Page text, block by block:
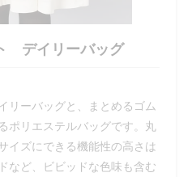
デイリーバッグ
リーバッグと、まとめるゴム
ポリエステルバッグです。丸
イズにできる機能性の高さは
など、ビビッドな色味も含む